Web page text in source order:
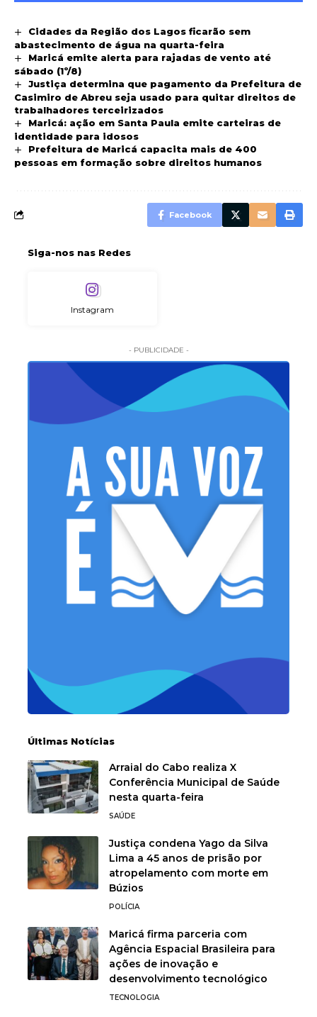
Cidades da Região dos Lagos ficarão sem
abastecimento de água na quarta-feira
Maricá emite alerta para rajadas de vento até
sábado (1º/8)
Justiça determina que pagamento da Prefeitura de
Casimiro de Abreu seja usado para quitar direitos de
trabalhadores terceirizados
Maricá: ação em Santa Paula emite carteiras de
identidade para idosos
Prefeitura de Maricá capacita mais de 400
pessoas em formação sobre direitos humanos
Facebook
Siga-nos nas Redes
Instagram
- PUBLICIDADE -
Últimas Notícias
Arraial do Cabo realiza X
Conferência Municipal de Saúde
nesta quarta-feira
SAÚDE
Justiça condena Yago da Silva
Lima a 45 anos de prisão por
atropelamento com morte em
Búzios
POLÍCIA
Maricá firma parceria com
Agência Espacial Brasileira para
ações de inovação e
desenvolvimento tecnológico
TECNOLOGIA